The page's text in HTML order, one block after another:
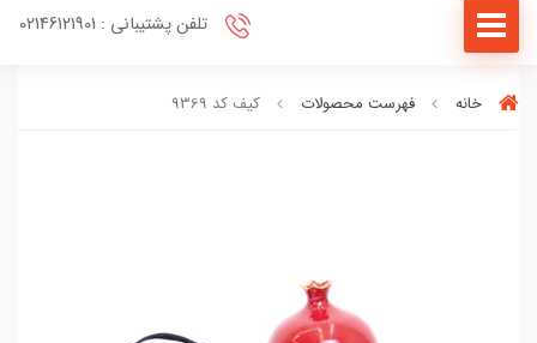
تلفن پشتیبانی : 02146121901
خانه فهرست محصولات کیف کد 9369